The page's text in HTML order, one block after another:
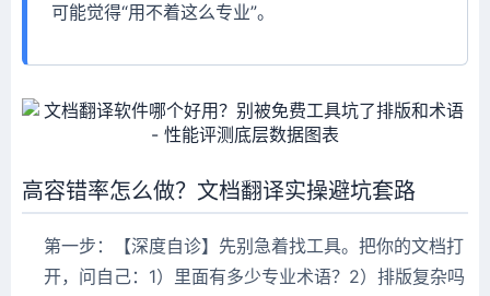
可能觉得“用不着这么专业”。
高容错率怎么做？文档翻译实操避坑套路
第一步：【深度自诊】先别急着找工具。把你的文档打
开，问自己：1）里面有多少专业术语？2）排版复杂吗